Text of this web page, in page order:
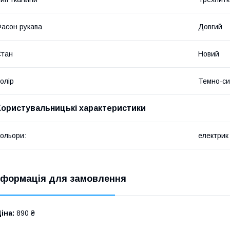
рукава Довгий
Новий
Темно-
характеристики
електрик
для замовлення
890 ₴